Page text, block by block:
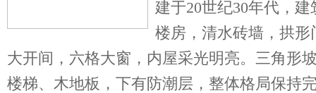
建于20世纪30年代，
楼房，清水砖墙，拱
大开间，六格大窗，内屋采光明亮。三角形
楼梯、木地板，下有防潮层，整体格局保持